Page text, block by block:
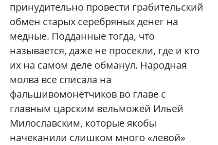
принудительно провести грабительский
обмен старых серебряных денег на
медные. Подданные тогда, что
называется, даже не просекли, где и кто
их на самом деле обманул. Народная
молва все списала на
фальшивомонетчиков во главе с
главным царским вельможей Ильей
Милославским, которые якобы
начеканили слишком много «левой»